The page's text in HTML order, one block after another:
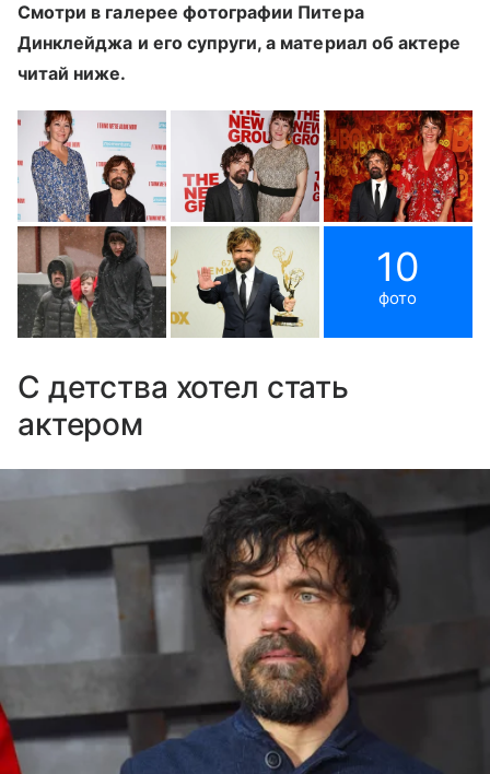
Смотри в галерее фотографии Питера
Динклейджа и его супруги, а материал об актере
читай ниже.
10
фото
С детства хотел стать
актером